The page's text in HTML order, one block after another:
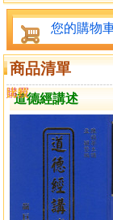
您的購物
商品清單
道德經講述
購買
比較